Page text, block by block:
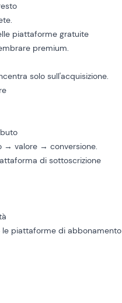
piattaforme gratuite
premium.
solo sull'acquisizione.
→ valore → conversione.
di sottoscrizione
piattaforme di abbonamento